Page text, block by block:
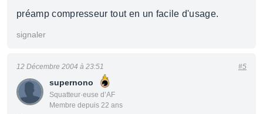
préamp compresseur tout en un facile d'usage.
signaler
supernono
Squatteur·euse d’AF
Membre depuis 22 ans
12 Décembre 2004 à 23:51 #5